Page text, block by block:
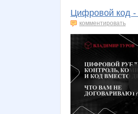
Цифровой код -
комментировать